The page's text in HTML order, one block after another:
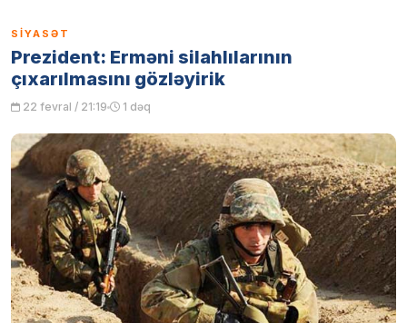
SIYASƏT
Prezident: Erməni silahlılarının
çıxarılmasını gözləyirik
22 fevral / 21:19 1 dəq